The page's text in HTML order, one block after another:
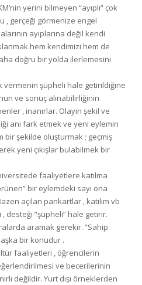
yerini bilmeyen “ayıplı” çok
, gerçeği görmenize engel
ayıplarına değil kendi
hem kendimizi hem de
doğru bir yolda ilerlemesini
vermenin şüpheli hale getirildiğine
ve sonuç alınabilirliğinin
, inanırlar. Olayın şekil ve
anı fark etmek ve yeni eylemin
bir şekilde oluşturmak ; geçmiş
yeni çıkışlar bulabilmek bir
faaliyetlere katılma
bir eylemdeki sayı ona
açılan pankartlar , katılım vb
desteği “şüpheli” hale getirir.
aramak gerekir. “Sahip
bir konudur .
faaliyetleri , öğrencilerin
ve becerilerinin
değildir. Yurt dışı örneklerden